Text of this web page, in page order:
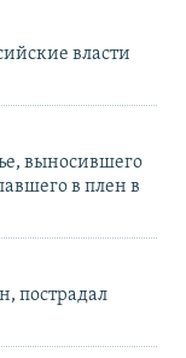
власти
выносившего
в плен в
пострадал